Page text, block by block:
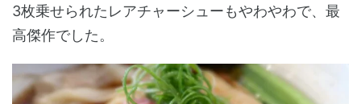
3枚乗せられたレアチャーシューもやわやわで、最
高傑作でした。